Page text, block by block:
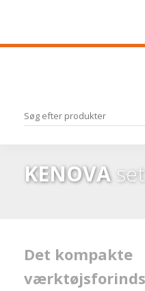
KENOVA
Det kompakte